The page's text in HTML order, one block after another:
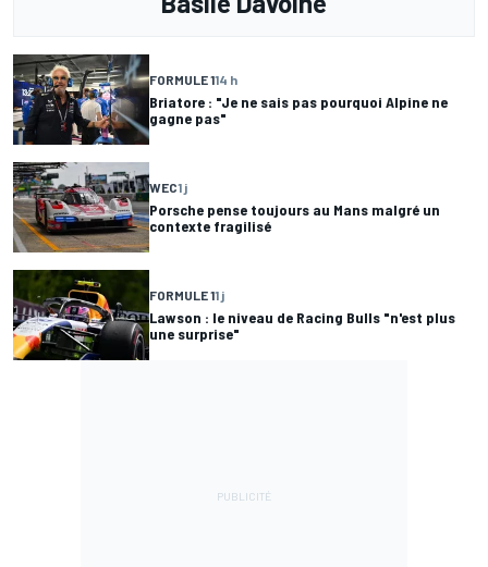
FORMULE 114 h
Briatore : "Je ne sais pas pourquoi Alpine ne
gagne pas"
WEC1 j
Porsche pense toujours au Mans malgré un
contexte fragilisé
FORMULE 11 j
Lawson : le niveau de Racing Bulls "n'est plus
une surprise"